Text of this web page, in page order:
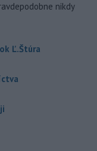
nikdy
Ľ.Štúra